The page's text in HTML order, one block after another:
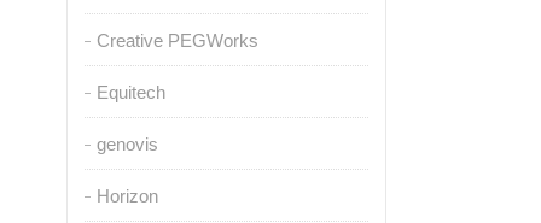
Creative PEGWorks
Equitech
genovis
Horizon